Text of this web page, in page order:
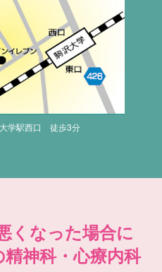
学駅西口 徒歩3分
くなった場合に
神科・心療内科